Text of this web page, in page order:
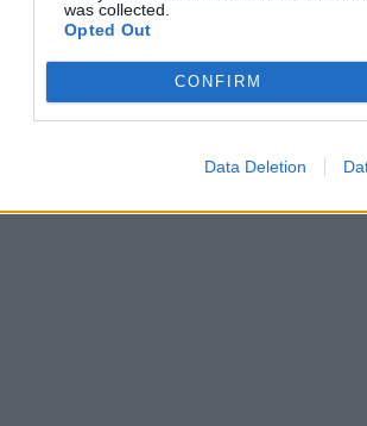
was collected.
Opted Out
CONFIRM
Data Deletion
– Ματθίλδη. Η
κόρη της και τον συζυγός της.
νυφικό με μπούστο
έπεφταν χαλαρά στους ώμους